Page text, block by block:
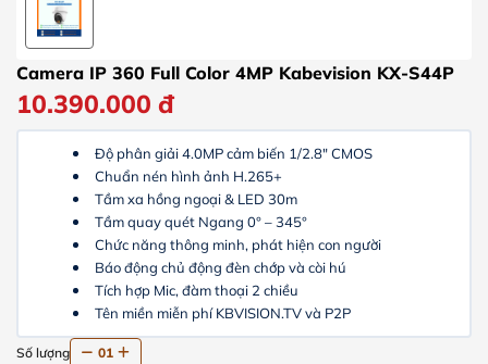
Camera IP 360 Full Color 4MP Kabevision KX-S44P
10.390.000 đ
Độ phân giải 4.0MP cảm biến 1/2.8″ CMOS
Chuẩn nén hình ảnh H.265+
Tầm xa hồng ngoại & LED 30m
Tầm quay quét Ngang 0° – 345°
Chức năng thông minh, phát hiện con người
Báo động chủ động đèn chớp và còi hú
Tích hợp Mic, đàm thoại 2 chiều
Tên miền miễn phí KBVISION.TV và P2P
Số lượng 01